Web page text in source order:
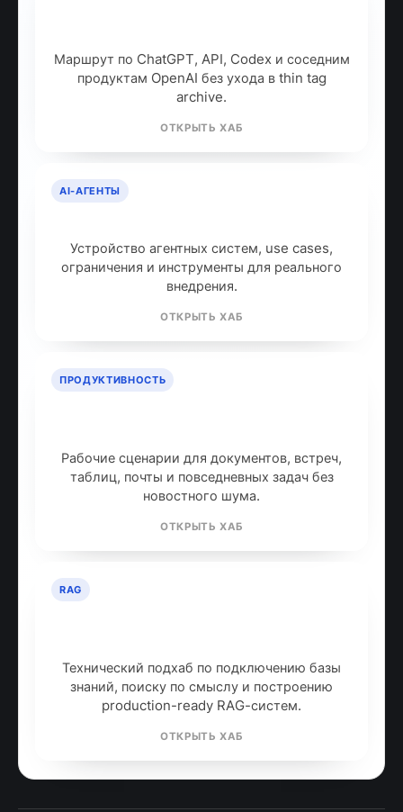
Маршрут по ChatGPT, API, Codex и соседним
продуктам OpenAI без ухода в thin tag
archive.
ОТКРЫТЬ ХАБ
AI-АГЕНТЫ
Устройство агентных систем, use cases,
ограничения и инструменты для реального
внедрения.
ОТКРЫТЬ ХАБ
ПРОДУКТИВНОСТЬ
Рабочие сценарии для документов, встреч,
таблиц, почты и повседневных задач без
новостного шума.
ОТКРЫТЬ ХАБ
RAG
Технический подхаб по подключению базы
знаний, поиску по смыслу и построению
production-ready RAG-систем.
ОТКРЫТЬ ХАБ